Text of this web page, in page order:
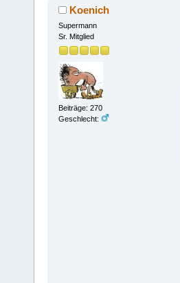
Koenich
Supermann
Sr. Mitglied
Beiträge: 270
Geschlecht: